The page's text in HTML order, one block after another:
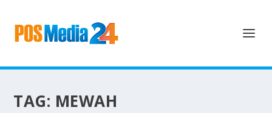
TAG: MEWAH